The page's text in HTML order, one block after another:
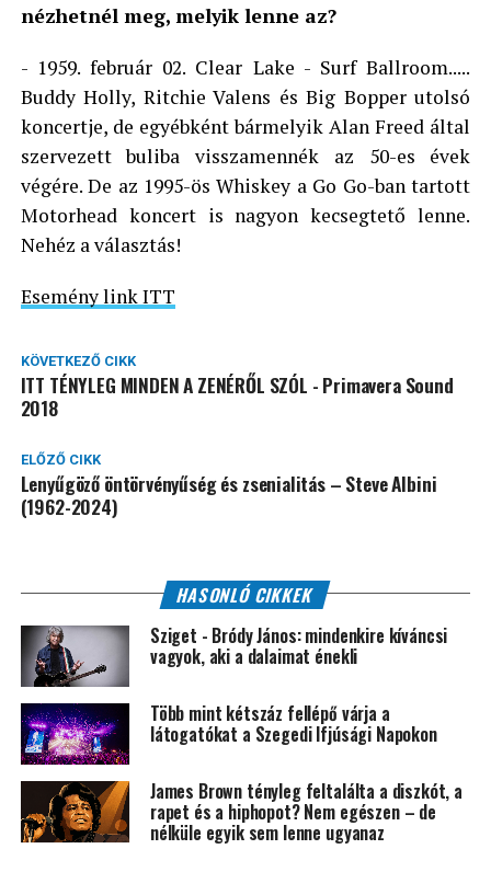
nézhetnél meg, melyik lenne az?
- 1959. február 02. Clear Lake - Surf Ballroom.....
Buddy Holly, Ritchie Valens és Big Bopper utolsó
koncertje, de egyébként bármelyik Alan Freed által
szervezett buliba visszamennék az 50-es évek
végére. De az 1995-ös Whiskey a Go Go-ban tartott
Motorhead koncert is nagyon kecsegtető lenne.
Nehéz a választás!
Esemény link ITT
KÖVETKEZŐ CIKK
ITT TÉNYLEG MINDEN A ZENÉRŐL SZÓL - Primavera Sound
2018
ELŐZŐ CIKK
Lenyűgöző öntörvényűség és zsenialitás – Steve Albini
(1962-2024)
HASONLÓ CIKKEK
Sziget - Bródy János: mindenkire kíváncsi
vagyok, aki a dalaimat énekli
Több mint kétszáz fellépő várja a
látogatókat a Szegedi Ifjúsági Napokon
James Brown tényleg feltalálta a diszkót, a
rapet és a hiphopot? Nem egészen – de
nélküle egyik sem lenne ugyanaz